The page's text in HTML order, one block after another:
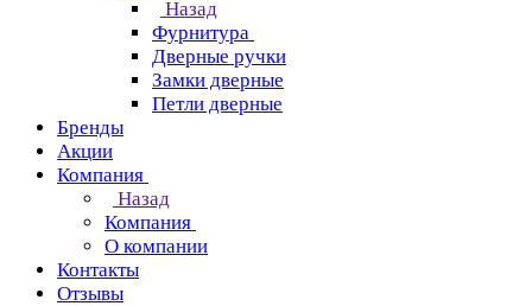
Назад
Фурнитура
Дверные ручки
Замки дверные
Петли дверные
Бренды
Акции
Компания
Назад
Компания
О компании
Контакты
Отзывы